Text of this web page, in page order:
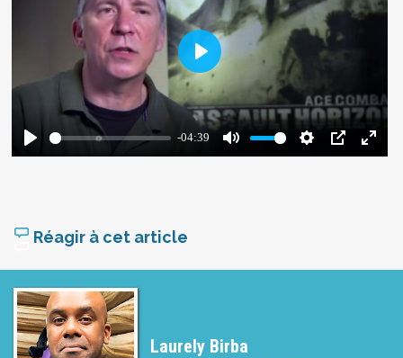
Réagir à cet article
Laurely Birba